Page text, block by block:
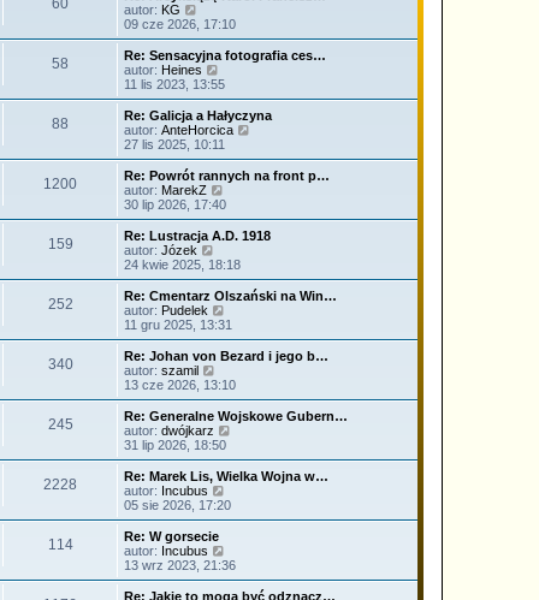
s
t
y
p
o
s
t
i
e
l
n
a
j
o
w
s
z
y
p
o
s
t
autor: KG
y
ś
w
i
e
n
a
j
o
w
s
z
y
p
o
s
t
09 cze 2026, 17:10
58
Re: Sensacyjna fotografia ces…
autor: Heines
y
ś
w
i
e
n
a
j
o
s
z
y
p
o
s
t
11 lis 2023, 13:55
88
Re: Galicja a Hałyczyna
autor: AnteHorcica
ś
w
l
n
n
o
z
y
s
t
27 lis 2025, 10:11
1200
Re: Powrót rannych na front p…
autor: MarekZ
y
ś
w
e
l
n
a
j
o
s
z
y
p
o
s
t
30 lip 2026, 17:40
159
Re: Lustracja A.D. 1918
autor: Józek
y
ś
w
i
e
n
a
j
o
w
s
z
y
p
o
s
t
24 kwie 2025, 18:18
252
Re: Cmentarz Olszański na Win…
autor: Pudelek
y
ś
w
e
l
n
a
j
o
s
z
o
s
t
11 gru 2025, 13:31
340
Re: Johan von Bezard i jego b…
autor: szamil
y
ś
w
e
l
n
a
j
o
w
s
z
13 cze 2026, 13:10
245
Re: Generalne Wojskowe Gubern…
autor: dwójkarz
ś
w
a
j
31 lip 2026, 18:50
2228
Re: Marek Lis, Wielka Wojna w…
autor: Incubus
y
ś
e
05 sie 2026, 17:20
114
Re: W gorsecie
autor: Incubus
y
ś
w
13 wrz 2023, 21:36
Re: Jakie to mogą być odznacz…